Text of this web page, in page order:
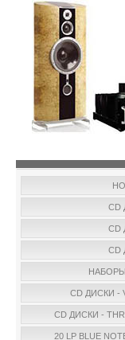
CD
CD
CD
CD ДИСКИ -
CD ДИСКИ -
20 LP BLUE